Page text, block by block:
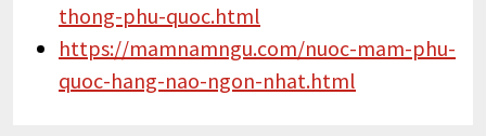
thong-phu-quoc.html
https://mamnamngu.com/nuoc-mam-phu-
quoc-hang-nao-ngon-nhat.html